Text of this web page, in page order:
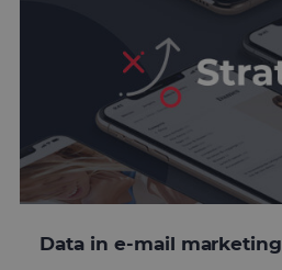
Data in e-mail marketing